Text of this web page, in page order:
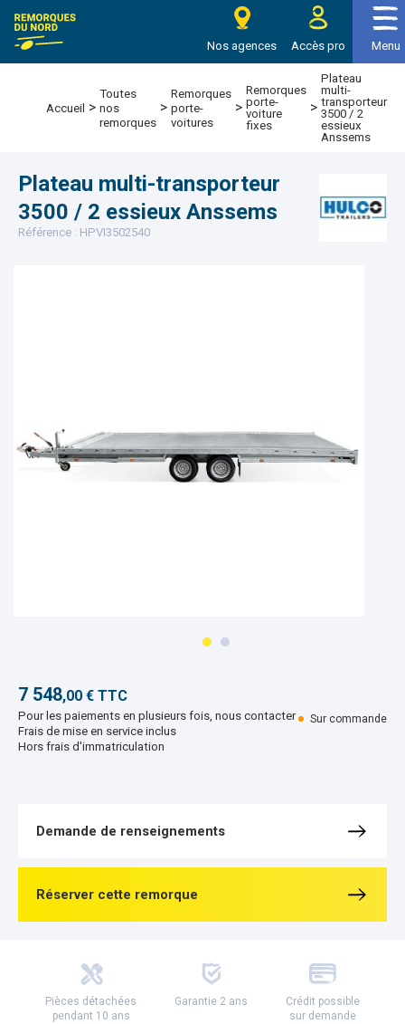
Remorques du nord
Nos agences Accès pro Menu
Accueil >
Toutes
nos
remorques
>
Remorques
porte-
voitures
>
Remorques
porte-
voiture
fixes
>
Plateau
multi-
transporteur
3500 / 2
essieux
Anssems
7 548,00 € TTC
Pour les paiements en plusieurs fois, nous contacter
Frais de mise en service inclus
Hors frais d'immatriculation
Sur commande
Plateau multi-transporteur
3500 / 2 essieux Anssems
Référence : HPVI3502540
Demande de renseignements
Réserver cette remorque
Pièces détachées
pendant 10 ans
Garantie 2 ans
Crédit possible
sur demande